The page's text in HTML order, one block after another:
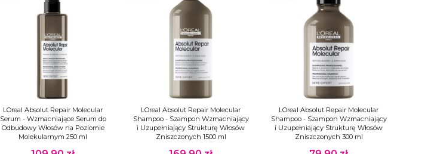
LOreal Absolut Repair Molecular
Serum - Wzmacniające Serum do
Odbudowy Włosów na Poziomie
Molekularnym 250 ml
LOreal Absolut Repair Molecular
Shampoo - Szampon Wzmacniający
i Uzupełniający Strukturę Włosów
Zniszczonych 1500 ml
LOreal Absolut Repair Molecular
Shampoo - Szampon Wzmacniający
i Uzupełniający Strukturę Włosów
Zniszczonych 300 ml